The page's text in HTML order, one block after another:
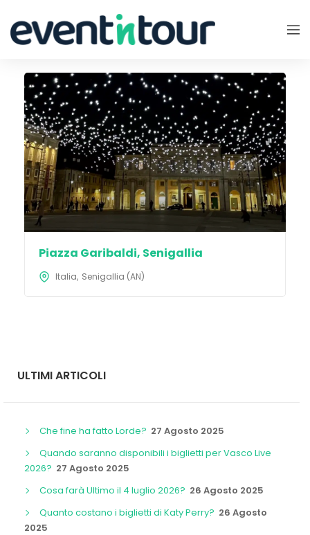
Piazza Garibaldi, Senigallia
Italia Senigallia (AN)
ULTIMI ARTICOLI
Che fine ha fatto Lorde? 27 Agosto 2025
Quando saranno disponibili i biglietti per Vasco Live
2026? 27 Agosto 2025
Cosa farà Ultimo il 4 luglio 2026? 26 Agosto 2025
Quanto costano i biglietti di Katy Perry? 26 Agosto
2025